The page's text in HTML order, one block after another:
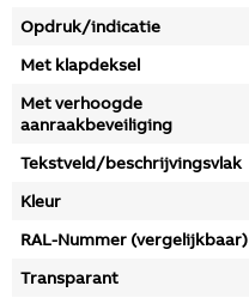
Opdruk/indicatie
Met klapdeksel
Met verhoogde
aanraakbeveiliging
Tekstveld/beschrijvingsvlak
Kleur
RAL-Nummer (vergelijkbaar)
Transparant